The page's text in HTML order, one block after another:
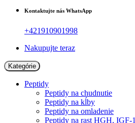
Kontaktujte nás WhatsApp
+421910901998
Nakupujte teraz
Kategórie
Peptidy
Peptidy na chudnutie
Peptidy na kĺby
Peptidy na omladenie
Peptidy na rast HGH, IGF-1